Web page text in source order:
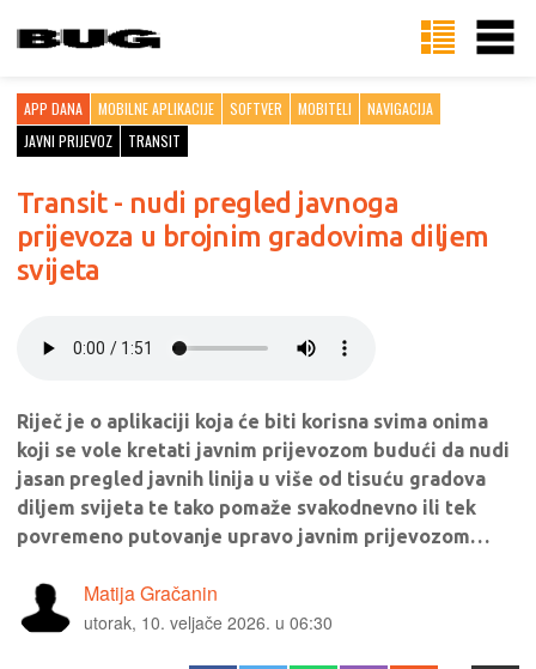
APP DANA MOBILNE APLIKACIJE SOFTVER MOBITELI
NAVIGACIJA
JAVNI PRIJEVOZ
TRANSIT
Transit - nudi pregled javnoga
prijevoza u brojnim gradovima diljem
svijeta
Riječ je o aplikaciji koja će biti korisna svima onima
koji se vole kretati javnim prijevozom budući da nudi
jasan pregled javnih linija u više od tisuću gradova
diljem svijeta te tako pomaže svakodnevno ili tek
povremeno putovanje upravo javnim prijevozom…
Matija Gračanin
utorak, 10. veljače 2026. u 06:30